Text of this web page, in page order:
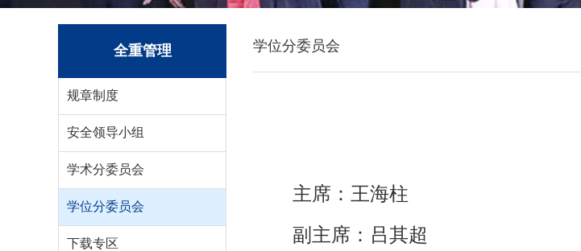
全重管理
规章制度
安全领导小组
学术分委员会
学位分委员会
下载专区
学位分委员会
主席： 王海柱
副主席： 吕其超